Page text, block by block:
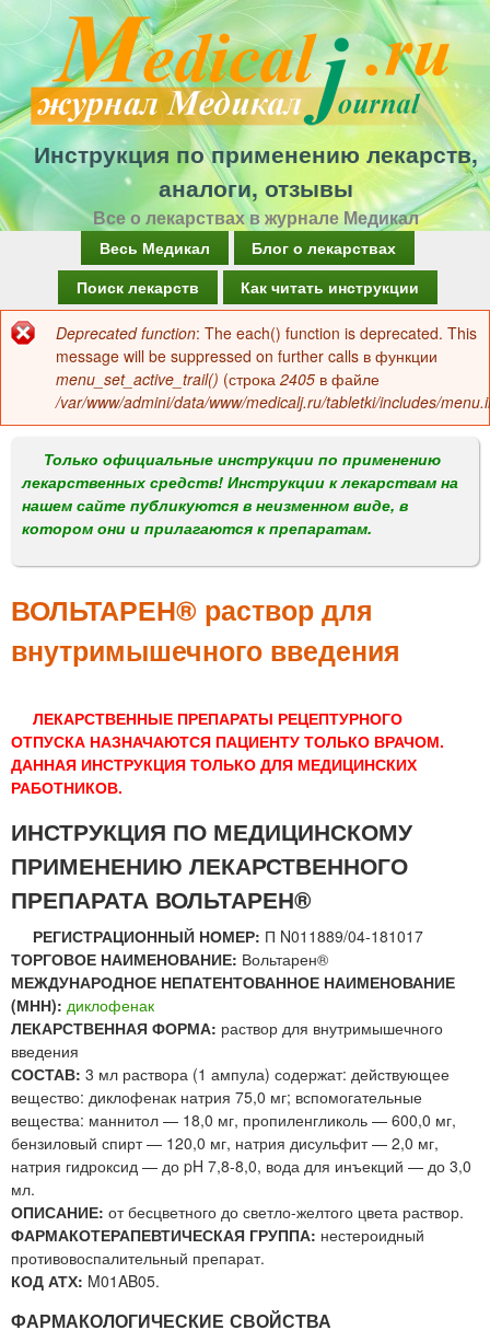
Перейти
к
основному
содержанию
Инструкция по применению лекарств,
аналоги, отзывы
Все о лекарствах в журнале Медикал
а
в
о
м
е
н
Весь Медикал
Блог о лекарствах
Поиск лекарств
Как читать инструкции
Сообщение
об
ошибке
Deprecated function: The each() function is deprecated. This
message will be suppressed on further calls в функции
menu_set_active_trail() (строка 2405 в файле
/var/www/admini/data/www/medicalj.ru/tabletki/includes/
Только официальные инструкции по применению
лекарственных средств! Инструкции к лекарствам на
нашем сайте публикуются в неизменном виде, в
котором они и прилагаются к препаратам.
ВОЛЬТАРЕН® раствор для
внутримышечного введения
ЛЕКАРСТВЕННЫЕ ПРЕПАРАТЫ РЕЦЕПТУРНОГО
ОТПУСКА НАЗНАЧАЮТСЯ ПАЦИЕНТУ ТОЛЬКО ВРАЧОМ.
ДАННАЯ ИНСТРУКЦИЯ ТОЛЬКО ДЛЯ МЕДИЦИНСКИХ
РАБОТНИКОВ.
ИНСТРУКЦИЯ ПО МЕДИЦИНСКОМУ
ПРИМЕНЕНИЮ ЛЕКАРСТВЕННОГО
ПРЕПАРАТА ВОЛЬТАРЕН®
РЕГИСТРАЦИОННЫЙ НОМЕР: П N011889/04-181017
ТОРГОВОЕ НАИМЕНОВАНИЕ: Вольтарен®
МЕЖДУНАРОДНОЕ НЕПАТЕНТОВАННОЕ НАИМЕНОВАНИЕ
(МНН): диклофенак
ЛЕКАРСТВЕННАЯ ФОРМА: раствор для внутримышечного
введения
СОСТАВ: 3 мл раствора (1 ампула) содержат: действующее
вещество: диклофенак натрия 75,0 мг; вспомогательные
вещества: маннитол — 18,0 мг, пропиленгликоль — 600,0 мг,
бензиловый спирт — 120,0 мг, натрия дисульфит — 2,0 мг,
натрия гидроксид — до pH 7,8-8,0, вода для инъекций — до 3,0
мл.
ОПИСАНИЕ: от бесцветного до светло-желтого цвета раствор.
ФАРМАКОТЕРАПЕВТИЧЕСКАЯ ГРУППА: нестероидный
противовоспалительный препарат.
КОД АТХ: M01AB05.
ФАРМАКОЛОГИЧЕСКИЕ СВОЙСТВА